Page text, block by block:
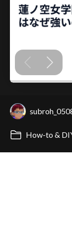
How-to &